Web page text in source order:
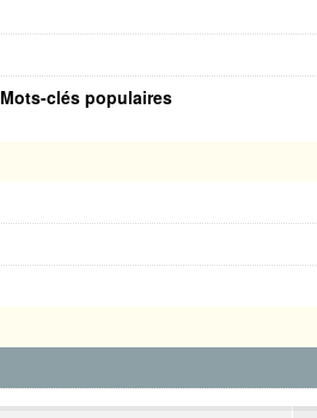
clés populaires